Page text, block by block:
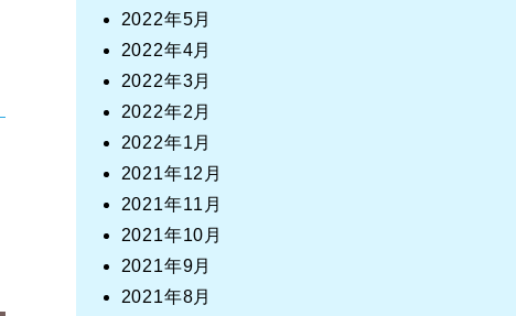
2022年5月
2022年4月
2022年3月
2022年2月
2022年1月
2021年12月
2021年11月
2021年10月
2021年9月
2021年8月